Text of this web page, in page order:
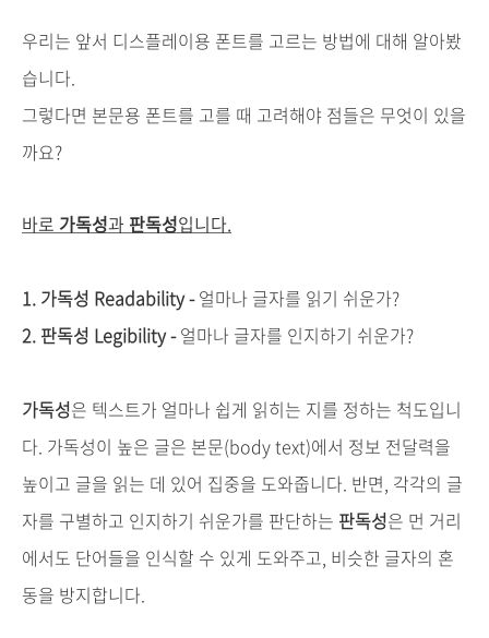
우리는 앞서 디스플레이용 폰트를 고르는 방법에 대해 알아봤
습니다.
그렇다면 본문용 폰트를 고를 때 고려해야 점들은 무엇이 있을
까요?
바로 가독성과 판독성입니다.
1. 가독성 Readability -얼마나 글자를 읽기 쉬운가?
2. 판독성 Legibility -얼마나 글자를 인지하기 쉬운가?
가독성은 텍스트가 얼마나 쉽게 읽히는 지를 정하는 척도입니
다. 가독성이 높은 글은 본문(body text)에서 정보 전달력을
높이고 글을 읽는 데 있어 집중을 도와줍니다. 반면, 각각의 글
자를 구별하고 인지하기 쉬운가를 판단하는 판독성은 먼 거리
에서도 단어들을 인식할 수 있게 도와주고, 비슷한 글자의 혼
동을 방지합니다.